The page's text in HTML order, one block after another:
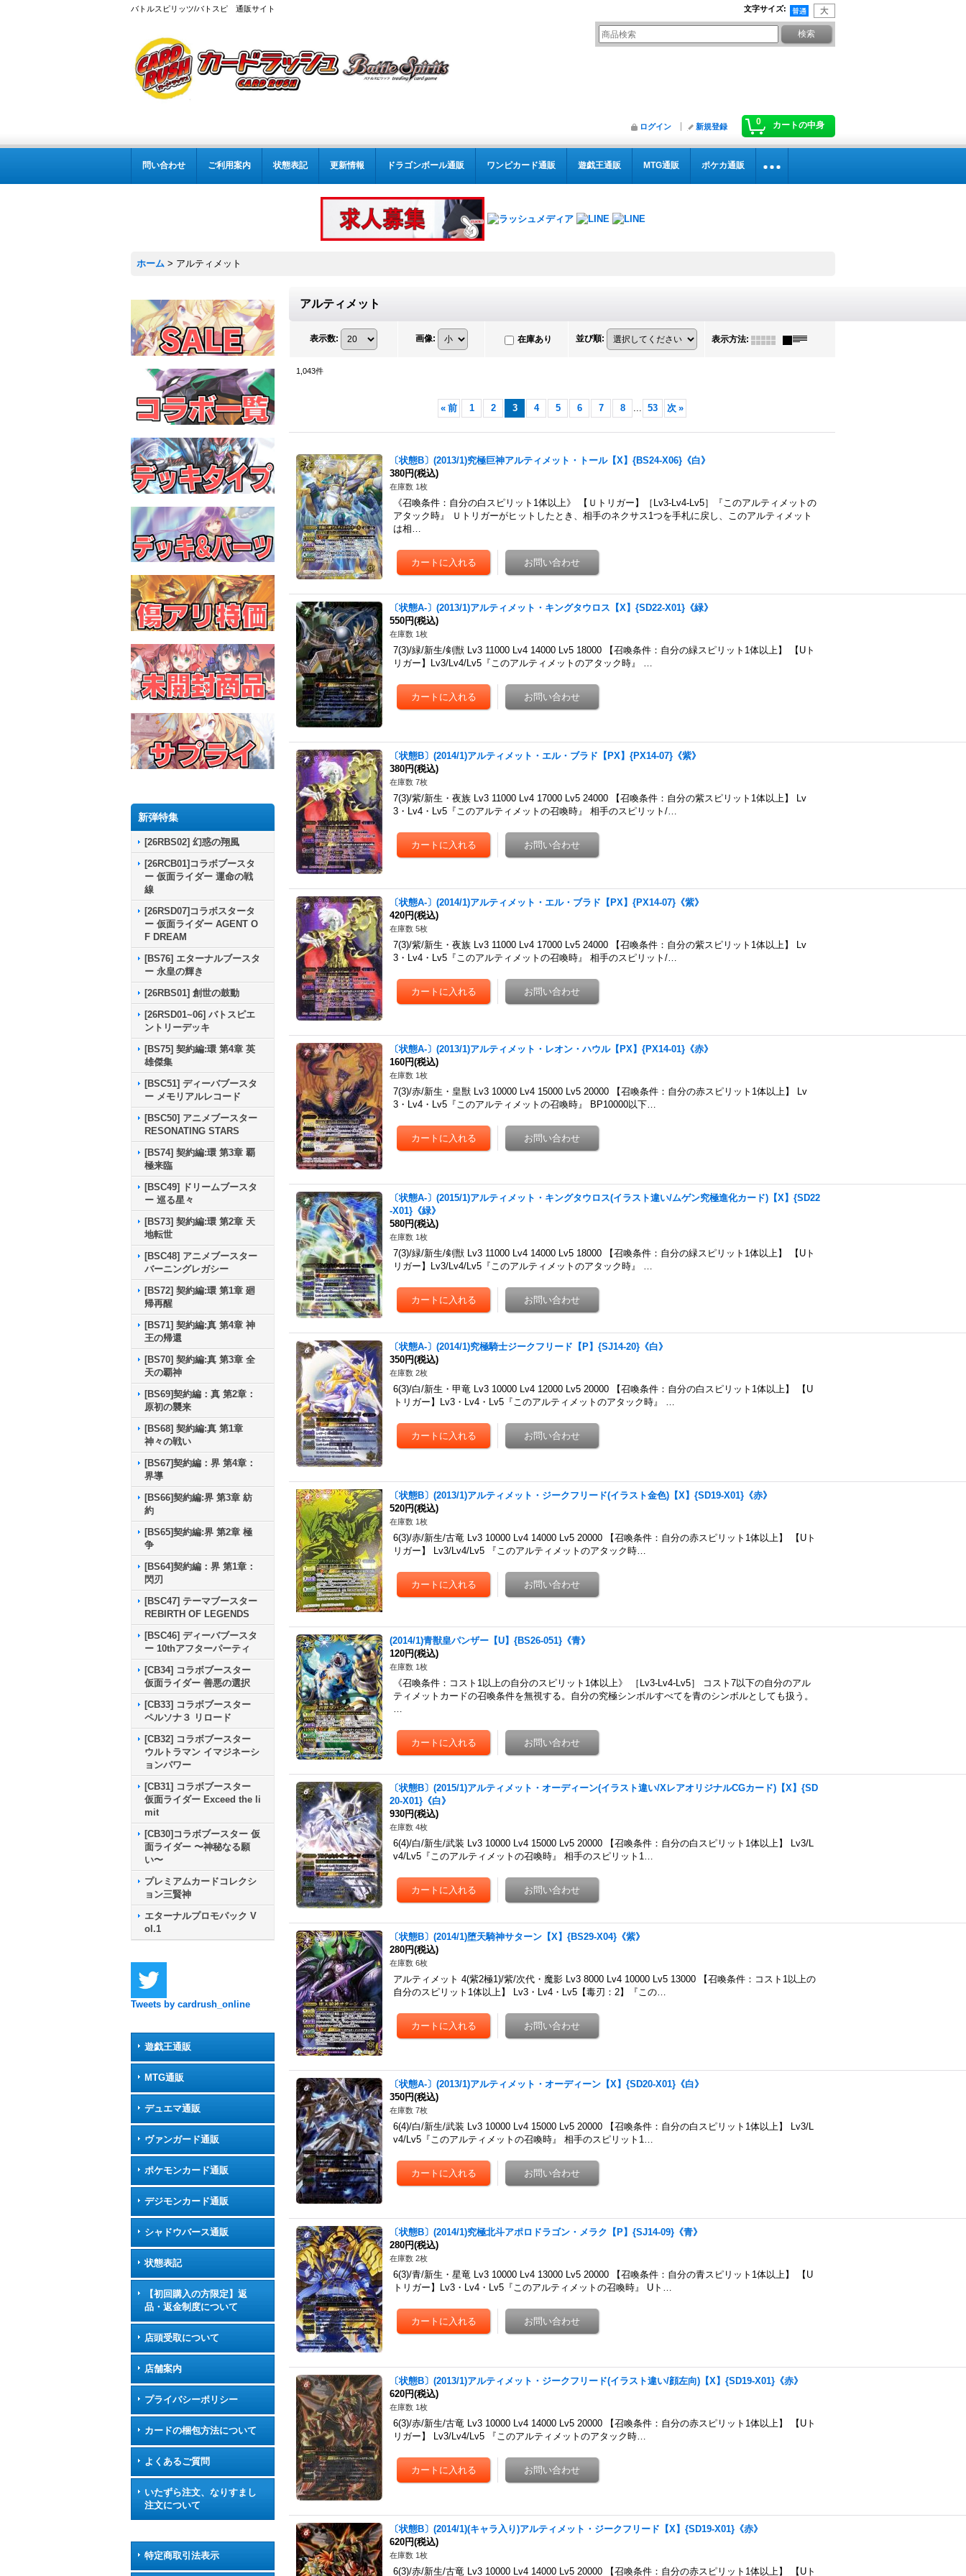
バトルスピリッツ/バトスピ 通販サイト 文字サイズ:
0 カートの中身
ログイン 新規登録
問い合わせ ご利用案内 状態表記 更新情報 ドラゴンボール通販 ワンピカード通販 遊戯王通販 MTG通販 ポケカ通販
ホーム > アルティメット
新弾特集
[26RBS02] 幻惑の翔風
[26RCB01]コラボブースタ
ー 仮面ライダー 運命の戦
線
[26RSD07]コラボスタータ
ー 仮面ライダー AGENT O
F DREAM
[BS76] エターナルブースタ
ー 永皇の輝き
[26RBS01] 創世の鼓動
[26RSD01~06] バトスピエ
ントリーデッキ
[BS75] 契約編:環 第4章 英
雄傑集
[BSC51] ディーバブースタ
ー メモリアルレコード
[BSC50] アニメブースター
RESONATING STARS
[BS74] 契約編:環 第3章 覇
極来臨
[BSC49] ドリームブースタ
ー 巡る星々
[BS73] 契約編:環 第2章 天
地転世
[BSC48] アニメブースター
バーニングレガシー
[BS72] 契約編:環 第1章 廻
帰再醒
[BS71] 契約編:真 第4章 神
王の帰還
[BS70] 契約編:真 第3章 全
天の覇神
[BS69]契約編：真 第2章：
原初の襲来
[BS68] 契約編:真 第1章
神々の戦い
[BS67]契約編：界 第4章：
界導
[BS66]契約編:界 第3章 紡
約
[BS65]契約編:界 第2章 極
争
[BS64]契約編：界 第1章：
閃刃
[BSC47] テーマブースター
REBIRTH OF LEGENDS
[BSC46] ディーバブースタ
ー 10thアフターパーティ
[CB34] コラボブースター
仮面ライダー 善悪の選択
[CB33] コラボブースター
ペルソナ３ リロード
[CB32] コラボブースター
ウルトラマン イマジネーシ
ョンパワー
[CB31] コラボブースター
仮面ライダー Exceed the li
mit
[CB30]コラボブースター 仮
面ライダー 〜神秘なる願
い〜
プレミアムカードコレクシ
ョン三賢神
エターナルプロモパック V
ol.1
Tweets by cardrush_online
遊戯王通販
MTG通販
デュエマ通販
ヴァンガード通販
ポケモンカード通販
デジモンカード通販
シャドウバース通販
状態表記
【初回購入の方限定】返
品・返金制度について
店頭受取について
店舗案内
プライバシーポリシー
カードの梱包方法について
よくあるご質問
いたずら注文、なりすまし
注文について
特定商取引法表示
アルティメット
表示数: 画像: 在庫あり 並び順: 表示方法:
1,043件
« 前 1 2 3 4 5 6 7 8 ... 53 次 »
〔状態B〕(2013/1)究極巨神アルティメット・トール【X】{BS24-X06}《白》
380円(税込)
在庫数 1枚
《召喚条件：自分の白スピリット1体以上》 【Ｕトリガー】［Lv3-Lv4-Lv5］『このアルティメットの
アタック時』 Ｕトリガーがヒットしたとき、相手のネクサス1つを手札に戻し、このアルティメット
は相…
〔状態A-〕(2013/1)アルティメット・キングタウロス【X】{SD22-X01}《緑》
550円(税込)
在庫数 1枚
7(3)/緑/新生/剣獣 Lv3 11000 Lv4 14000 Lv5 18000 【召喚条件：自分の緑スピリット1体以上】 【Uト
リガー】Lv3/Lv4/Lv5『このアルティメットのアタック時』 …
〔状態B〕(2014/1)アルティメット・エル・ブラド【PX】{PX14-07}《紫》
380円(税込)
在庫数 7枚
7(3)/紫/新生・夜族 Lv3 11000 Lv4 17000 Lv5 24000 【召喚条件：自分の紫スピリット1体以上】 Lv
3・Lv4・Lv5『このアルティメットの召喚時』 相手のスピリット/…
〔状態A-〕(2014/1)アルティメット・エル・ブラド【PX】{PX14-07}《紫》
420円(税込)
在庫数 5枚
7(3)/紫/新生・夜族 Lv3 11000 Lv4 17000 Lv5 24000 【召喚条件：自分の紫スピリット1体以上】 Lv
3・Lv4・Lv5『このアルティメットの召喚時』 相手のスピリット/…
〔状態A-〕(2013/1)アルティメット・レオン・ハウル【PX】{PX14-01}《赤》
160円(税込)
在庫数 1枚
7(3)/赤/新生・皇獣 Lv3 10000 Lv4 15000 Lv5 20000 【召喚条件：自分の赤スピリット1体以上】 Lv
3・Lv4・Lv5『このアルティメットの召喚時』 BP10000以下…
〔状態A-〕(2015/1)アルティメット・キングタウロス(イラスト違い/ムゲン究極進化カード)【X】{SD22
-X01}《緑》
580円(税込)
在庫数 1枚
7(3)/緑/新生/剣獣 Lv3 11000 Lv4 14000 Lv5 18000 【召喚条件：自分の緑スピリット1体以上】 【Uト
リガー】Lv3/Lv4/Lv5『このアルティメットのアタック時』 …
〔状態A-〕(2014/1)究極騎士ジークフリード【P】{SJ14-20}《白》
350円(税込)
在庫数 2枚
6(3)/白/新生・甲竜 Lv3 10000 Lv4 12000 Lv5 20000 【召喚条件：自分の白スピリット1体以上】 【U
トリガー】Lv3・Lv4・Lv5『このアルティメットのアタック時』 …
〔状態B〕(2013/1)アルティメット・ジークフリード(イラスト金色)【X】{SD19-X01}《赤》
520円(税込)
在庫数 1枚
6(3)/赤/新生/古竜 Lv3 10000 Lv4 14000 Lv5 20000 【召喚条件：自分の赤スピリット1体以上】 【Uト
リガー】 Lv3/Lv4/Lv5 『このアルティメットのアタック時…
(2014/1)青獣皇パンザー【U】{BS26-051}《青》
120円(税込)
在庫数 1枚
《召喚条件：コスト1以上の自分のスピリット1体以上》 ［Lv3-Lv4-Lv5］ コスト7以下の自分のアル
ティメットカードの召喚条件を無視する。自分の究極シンボルすべてを青のシンボルとしても扱う。
…
〔状態B〕(2015/1)アルティメット・オーディーン(イラスト違い/XレアオリジナルCGカード)【X】{SD
20-X01}《白》
930円(税込)
在庫数 4枚
6(4)/白/新生/武装 Lv3 10000 Lv4 15000 Lv5 20000 【召喚条件：自分の白スピリット1体以上】 Lv3/L
v4/Lv5『このアルティメットの召喚時』 相手のスピリット1…
〔状態B〕(2014/1)堕天騎神サターン【X】{BS29-X04}《紫》
280円(税込)
在庫数 6枚
アルティメット 4(紫2極1)/紫/次代・魔影 Lv3 8000 Lv4 10000 Lv5 13000 【召喚条件：コスト1以上の
自分のスピリット1体以上】 Lv3・Lv4・Lv5【毒刃：2】『この…
〔状態A-〕(2013/1)アルティメット・オーディーン【X】{SD20-X01}《白》
350円(税込)
在庫数 7枚
6(4)/白/新生/武装 Lv3 10000 Lv4 15000 Lv5 20000 【召喚条件：自分の白スピリット1体以上】 Lv3/L
v4/Lv5『このアルティメットの召喚時』 相手のスピリット1…
〔状態B〕(2014/1)究極北斗アポロドラゴン・メラク【P】{SJ14-09}《青》
280円(税込)
在庫数 2枚
6(3)/青/新生・星竜 Lv3 10000 Lv4 13000 Lv5 20000 【召喚条件：自分の青スピリット1体以上】 【U
トリガー】Lv3・Lv4・Lv5『このアルティメットの召喚時』 Uト…
〔状態B〕(2013/1)アルティメット・ジークフリード(イラスト違い/顔左向)【X】{SD19-X01}《赤》
620円(税込)
在庫数 1枚
6(3)/赤/新生/古竜 Lv3 10000 Lv4 14000 Lv5 20000 【召喚条件：自分の赤スピリット1体以上】 【Uト
リガー】 Lv3/Lv4/Lv5 『このアルティメットのアタック時…
〔状態B〕(2014/1)(キャラ入り)アルティメット・ジークフリード【X】{SD19-X01}《赤》
620円(税込)
在庫数 1枚
6(3)/赤/新生/古竜 Lv3 10000 Lv4 14000 Lv5 20000 【召喚条件：自分の赤スピリット1体以上】 【Uト